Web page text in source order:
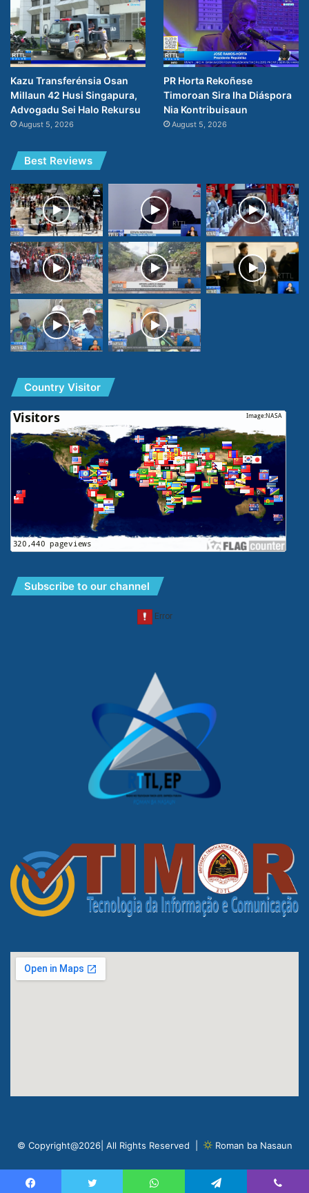
Kazu Transferénsia Osan
Millaun 42 Husi Singapura,
Advogadu Sei Halo Rekursu
August 5, 2026
PR Horta Rekoñese
Timoroan Sira Iha Diáspora
Nia Kontribuisaun
August 5, 2026
Best Reviews
Country Visitor
Subscribe to our channel
© Copyright@2026| All Rights Reserved | Roman ba Nasaun